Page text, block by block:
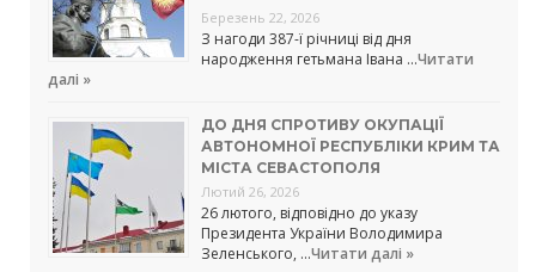
Березень 22, 2026
З нагоди 387-ї річниці від дня
народження гетьмана Івана …Читати
далі »
ДО ДНЯ СПРОТИВУ ОКУПАЦІЇ
АВТОНОМНОЇ РЕСПУБЛІКИ КРИМ ТА
МІСТА СЕВАСТОПОЛЯ
Лютий 26, 2026
26 лютого, відповідно до указу
Президента України Володимира
Зеленського, …Читати далі »